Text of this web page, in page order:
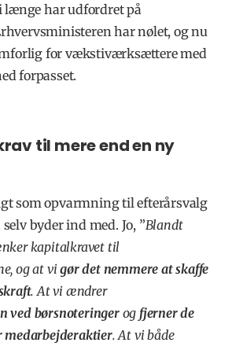
længe har udfordret på
har nølet, og nu
for vækstiværksættere med
forpasset.
til mere end en ny
som opvarmning til efterårsvalg
byder ind med. Jo, ”Blandt
kapitalkravet til
og at vigør det nemmere at skaffe
. At vi ændrer
ved børsnoteringerog fjerner de
medarbejderaktier. At vi både